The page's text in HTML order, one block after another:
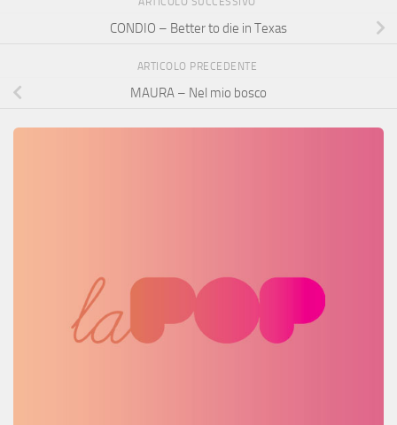
CONDIO – Better to die in Texas
ARTICOLO PRECEDENTE
MAURA – Nel mio bosco